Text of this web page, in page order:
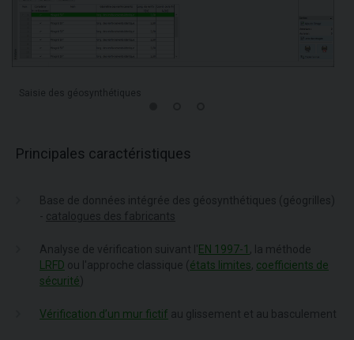
Saisie des géosynthétiques
Principales caractéristiques
Base de données intégrée des géosynthétiques (géogrilles)
- catalogues des fabricants
Analyse de vérification suivant l'EN 1997-1 , la méthode
LRFD ou l'approche classique ( états limites, coefficients de
sécurité )
Vérification d’un mur fictif au glissement et au basculement